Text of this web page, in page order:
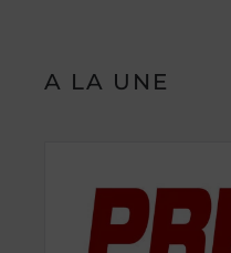
A LA UNE